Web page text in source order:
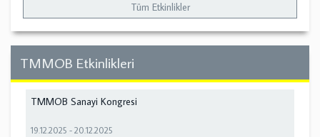
Tüm Etkinlikler
TMMOB Etkinlikleri
TMMOB Sanayi Kongresi
19.12.2025 -20.12.2025